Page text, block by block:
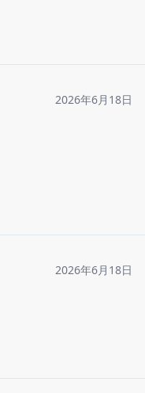
2026年6月18日
2026年6月18日